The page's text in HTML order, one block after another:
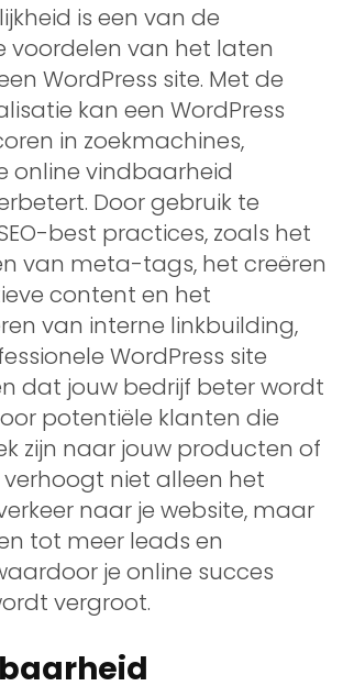
is een van de
voordelen van het laten
WordPress site. Met de
kan een WordPress
in zoekmachines,
online vindbaarheid
Door gebruik te
best practices, zoals het
van meta-tags, het creëren
content en het
van interne linkbuilding,
WordPress site
dat jouw bedrijf beter wordt
potentiële klanten die
zijn naar jouw producten of
verhoogt niet alleen het
naar je website, maar
tot meer leads en
je online succes
vergroot.